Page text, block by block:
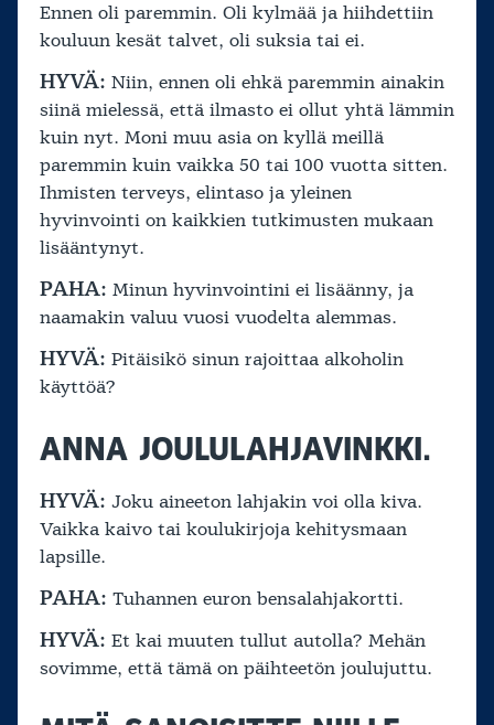
Ennen oli paremmin. Oli kylmää ja hiihdettiin
kouluun kesät talvet, oli suksia tai ei.
HYVÄ: Niin, ennen oli ehkä paremmin ainakin
siinä mielessä, että ilmasto ei ollut yhtä lämmin
kuin nyt. Moni muu asia on kyllä meillä
paremmin kuin vaikka 50 tai 100 vuotta sitten.
Ihmisten terveys, elintaso ja yleinen
hyvinvointi on kaikkien tutkimusten mukaan
lisääntynyt.
PAHA: Minun hyvinvointini ei lisäänny, ja
naamakin valuu vuosi vuodelta alemmas.
HYVÄ: Pitäisikö sinun rajoittaa alkoholin
käyttöä?
ANNA JOULULAHJAVINKKI.
HYVÄ: Joku aineeton lahjakin voi olla kiva.
Vaikka kaivo tai koulukirjoja kehitysmaan
lapsille.
PAHA: Tuhannen euron bensalahjakortti.
HYVÄ: Et kai muuten tullut autolla? Mehän
sovimme, että tämä on päihteetön joulujuttu.